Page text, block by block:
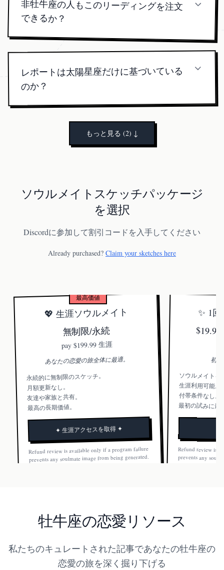
非牡牛座の人もこのリーディングを注文
できるか？
す。
レポートは太陽星座だけに基づいている
のか？
360°の相性像を提供します。
もっと見る (2) ↓
ソウルメイトスケッチパッケージ
を選択
Discordに参加して割引コードを入手してください
Already purchased? Claim your sketches here
最高価値
💖 生涯ソウルメイト
無制限/永続
pay $199.99 生涯
あなたの恋愛の旅全体に最適。
永続的に無制限のスケッチ。
月額更新なし。
友達や家族と共有。
最高の長期価値。
✦ 生涯アクセスを取得 ✦
Refund review is available only if a program failure
prevents any soulmate image from being generated.
Once a soulmate image is generated, the order is not
✨ 1
初
ソウルメイトを
生涯利用可能。
付帯条件なし。
最初の試みに最
Refund review is
prevents any
Once a soulmate
牡牛座の恋愛リソース
私たちのキュレートされた記事であなたの牡牛座の
恋愛の旅を深く掘り下げる